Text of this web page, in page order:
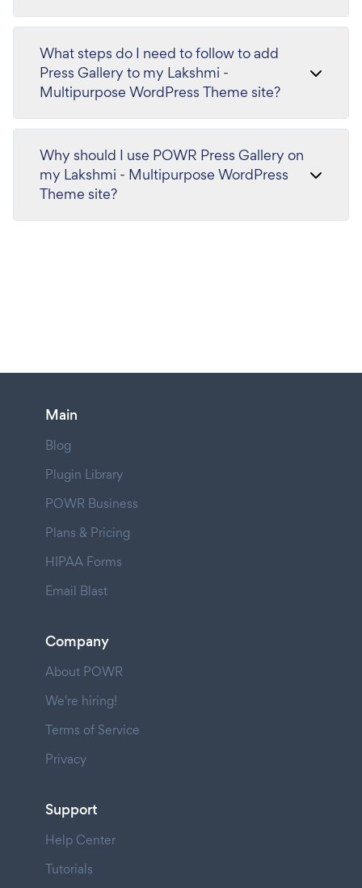
What steps do I need to follow to add
Press Gallery to my Lakshmi -
Multipurpose WordPress Theme site?
Why should I use POWR Press Gallery on
my Lakshmi - Multipurpose WordPress
Theme site?
Main
Blog
Plugin Library
POWR Business
Plans & Pricing
HIPAA Forms
Email Blast
Company
About POWR
We're hiring!
Terms of Service
Privacy
Support
Help Center
Tutorials